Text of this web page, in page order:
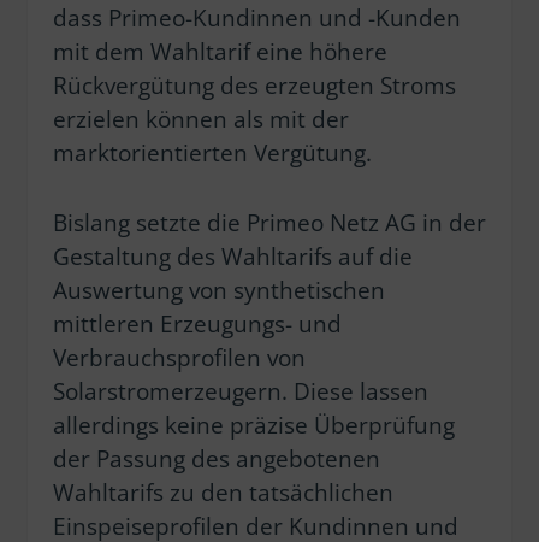
dass Primeo-Kundinnen und -Kunden
mit dem Wahltarif eine höhere
Rückvergütung des erzeugten Stroms
erzielen können als mit der
marktorientierten Vergütung.
Bislang setzte die Primeo Netz AG in der
Gestaltung des Wahltarifs auf die
Auswertung von synthetischen
mittleren Erzeugungs- und
Verbrauchsprofilen von
Solarstromerzeugern. Diese lassen
allerdings keine präzise Überprüfung
der Passung des angebotenen
Wahltarifs zu den tatsächlichen
Einspeiseprofilen der Kundinnen und